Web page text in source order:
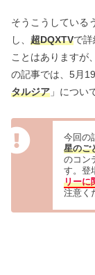
そうこうしている
し、 超DQXTVで
ことはありますが
の記事では、5月
タルジア 」につい
今回の
星のご
のコン
す。登
リーに
注意く